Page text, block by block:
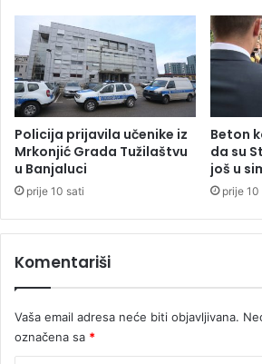
i
o
p
t
e
r
o
m
n
V
A
j
v
u
:
T
r
i
o
s
z
l
a
k
Policija prijavila učenike iz
Mrkonjić Grada Tužilaštvu
u Banjaluci
prije 10 sati
Beton
da su
još u
prije 10
Komentariši
Vaša email adresa neće biti objavljivana.
označena sa *